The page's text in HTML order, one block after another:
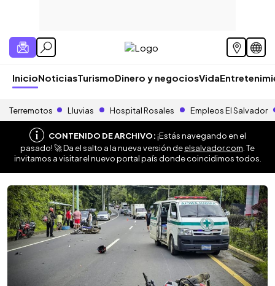
InicioNoticiasTurismoDinero y negociosVida
Terremotos Lluvias Hospital Rosales Empleos El Salvador
CONTENIDO DE ARCHIVO:¡Estás navegando en el
pasado! 🚀 Da el salto a la nueva versión deelsalvador.com . Te
invitamos a visitar el nuevo portal país donde coincidimos todos.